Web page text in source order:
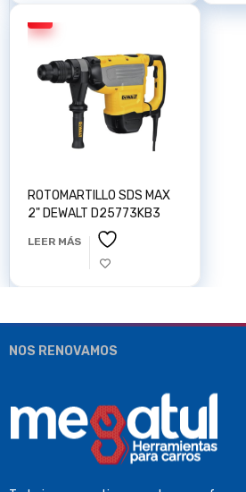
ROTOMARTILLO SDS MAX
2" DEWALT D25773KB3
LEER MÁS
NOS RENOVAMOS